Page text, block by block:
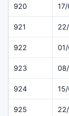
920
921
922
923
924
925